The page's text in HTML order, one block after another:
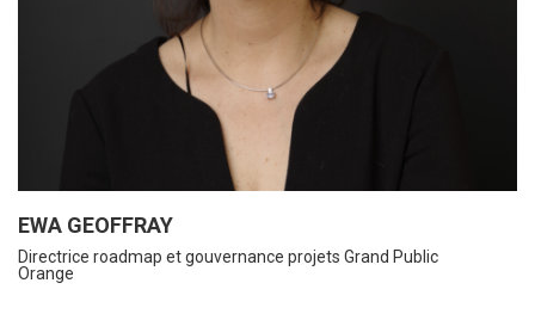
EWA GEOFFRAY
Directrice roadmap et gouvernance projets Grand Public
Orange